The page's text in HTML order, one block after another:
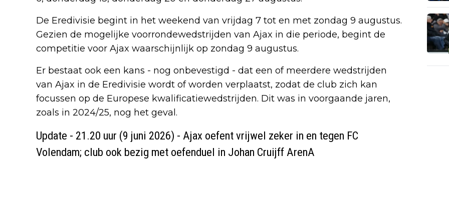
De Eredivisie begint in het weekend van vrijdag 7 tot en met zondag 9 augustus.
Gezien de mogelijke voorrondewedstrijden van Ajax in die periode, begint de
competitie voor Ajax waarschijnlijk op zondag 9 augustus.
Er bestaat ook een kans - nog onbevestigd - dat een of meerdere wedstrijden
van Ajax in de Eredivisie wordt of worden verplaatst, zodat de club zich kan
focussen op de Europese kwalificatiewedstrijden. Dit was in voorgaande jaren,
zoals in 2024/25, nog het geval.
Update - 21.20 uur (9 juni 2026) - Ajax oefent vrijwel zeker in en tegen FC
Volendam; club ook bezig met oefenduel in Johan Cruijff ArenA